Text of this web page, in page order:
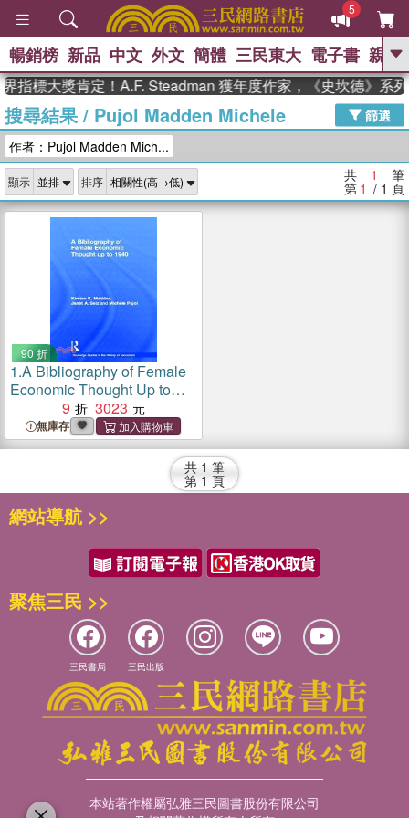
5
GO
熱搜： 東野圭吾 、 The Odyssey 、
父親節 、 如果歷史是一群喵 、 暑期
念華 、 台灣的李登輝時代 、 數學女
孩：黎曼猜想
偉大的迷走神經
暢銷榜 新品 中文 外文 簡體 三民東大 電子書 親子
指標大獎肯定！A.F. Steadman 獲年度作家，《史坎德》系
搜尋結果/ Pujol Madden Michele
篩選
作者：Pujol Madden Mich...
顯示 排序 共 1 筆
第 1 / 1 頁
90 折
1.A Bibliography of Female
Economic Thought Up to
9 3023
無庫存
共 1 筆
第 1 頁
網站導航 >>
聚焦三民 >>
三民書局 三民出版
本站著作權屬弘雅三民圖書股份有限公司